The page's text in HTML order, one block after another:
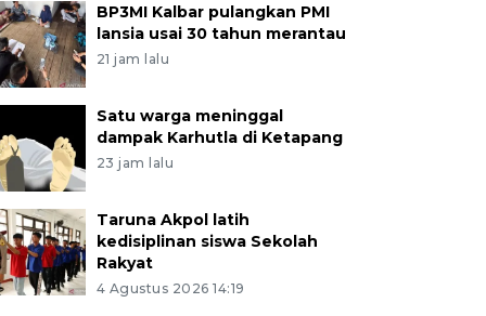
BP3MI Kalbar pulangkan PMI
lansia usai 30 tahun merantau
21 jam lalu
Satu warga meninggal
dampak Karhutla di Ketapang
23 jam lalu
Taruna Akpol latih
kedisiplinan siswa Sekolah
Rakyat
4 Agustus 2026 14:19